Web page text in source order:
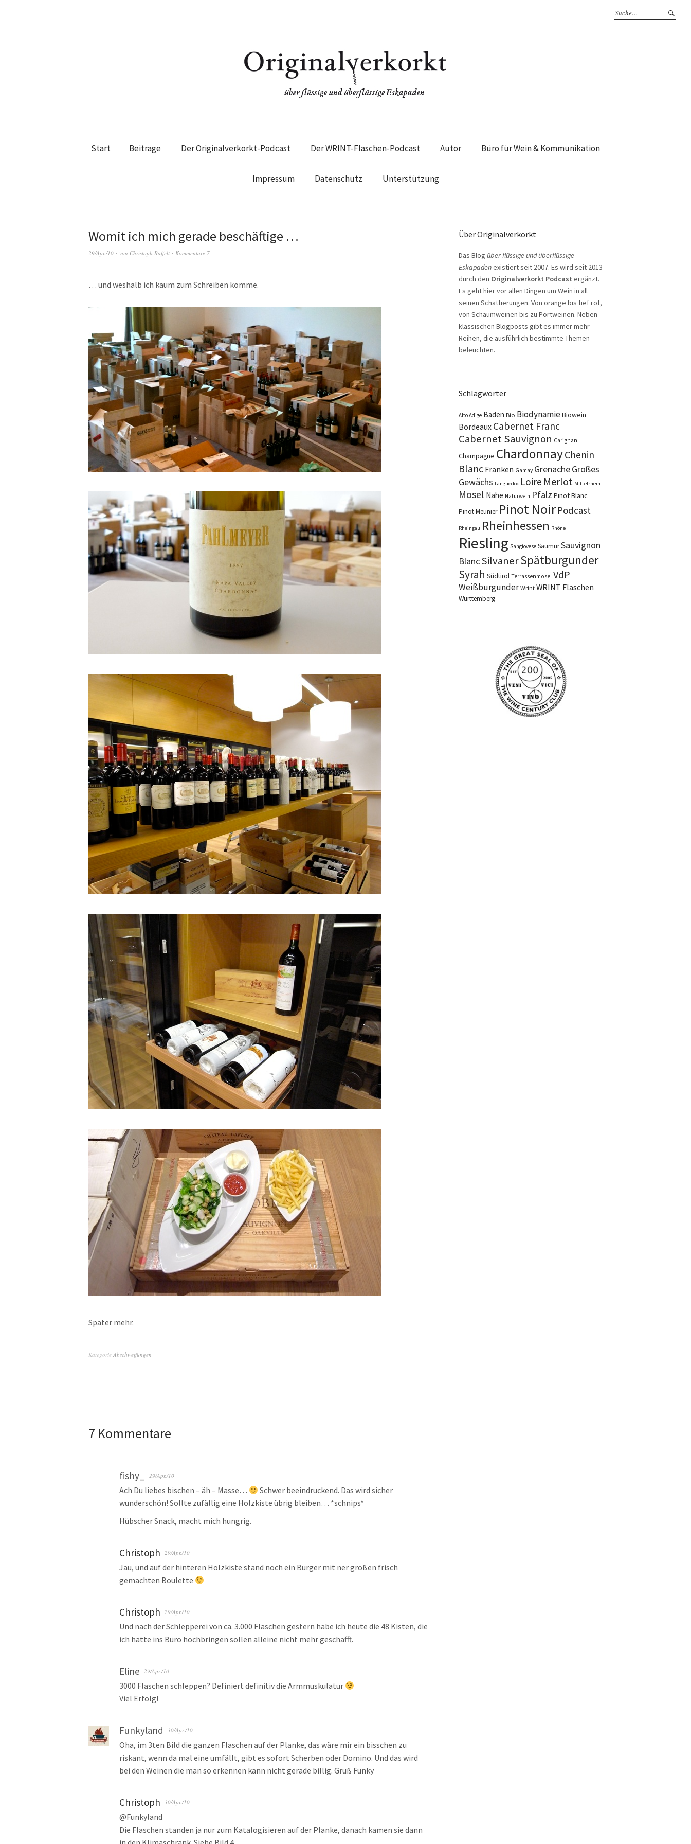
Start Beiträge Der Originalverkorkt-Podcast Der WRINT-Flaschen-Podcast Autor Büro für Wein & Kommunikation
Impressum Datenschutz Unterstützung
Womit ich mich gerade beschäftige …
29/Apr./10 von Christoph Raffelt Kommentare 7
… und weshalb ich kaum zum Schreiben komme.
Später mehr.
Kategorie Abschweifungen
7 Kommentare
fishy_ 29/Apr./10
Ach Du liebes bischen – äh – Masse…
Schwer beeindruckend. Das wird sicher
wunderschön! Sollte zufällig eine Holzkiste übrig bleiben… *schnips*
Hübscher Snack, macht mich hungrig.
Christoph 29/Apr./10
Jau, und auf der hinteren Holzkiste stand noch ein Burger mit ner großen frisch
gemachten Boulette
Christoph 29/Apr./10
Und nach der Schlepperei von ca. 3.000 Flaschen gestern habe ich heute die 48 Kisten, die
ich hätte ins Büro hochbringen sollen alleine nicht mehr geschafft.
Eline 29/Apr./10
3000 Flaschen schleppen? Definiert definitiv die Armmuskulatur
Viel Erfolg!
Funkyland 30/Apr./10
Oha, im 3ten Bild die ganzen Flaschen auf der Planke, das wäre mir ein bisschen zu
riskant, wenn da mal eine umfällt, gibt es sofort Scherben oder Domino. Und das wird
bei den Weinen die man so erkennen kann nicht gerade billig. Gruß Funky
Christoph 30/Apr./10
@Funkyland
Die Flaschen standen ja nur zum Katalogisieren auf der Planke, danach kamen sie dann
Über Originalverkorkt
Das Blog über flüssige und überflüssige
Eskapadenexistiert seit 2007. Es wird seit 2013
durch den Originalverkorkt Podcast ergänzt.
Es geht hier vor allen Dingen um Wein in all
seinen Schattierungen. Von orange bis tief rot,
von Schaumweinen bis zu Portweinen. Neben
klassischen Blogposts gibt es immer mehr
Reihen, die ausführlich bestimmte Themen
beleuchten.
Schlagwörter
Alto Adige Baden Bio BiodynamieBiowein
Bordeaux Cabernet Franc
Cabernet Sauvignon Carignan
Champagne ChardonnayChenin
Blanc Franken Gamay GrenacheGroßes
Gewächs Languedoc Loire Merlot Mittelrhein
Mosel Nahe Naturwein Pfalz Pinot Blanc
Pinot Meunier Pinot Noir Podcast
Rheingau Rheinhessen Rhône
Riesling Sangiovese SaumurSauvignon
BlancSilvanerSpätburgunder
Syrah Südtirol Terrassenmosel VdP
Weißburgunder Wrint WRINT Flaschen
Württemberg